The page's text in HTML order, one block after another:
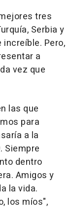
tres
Serbia y
Pero,
a
vez que
las que
para
a la
Siempre
dentro
Amigos y
la vida.
los míos",